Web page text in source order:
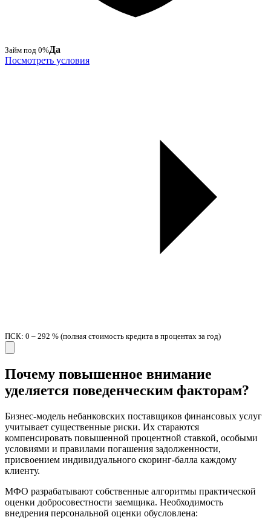
Займ под 0%Да
Посмотреть условия
ПСК: 0 – 292 % (полная стоимость кредита в процентах за год)
Почему повышенное внимание
уделяется поведенческим факторам?
Бизнес-модель небанковских поставщиков финансовых услуг
учитывает существенные риски. Их стараются
компенсировать повышенной процентной ставкой, особыми
условиями и правилами погашения задолженности,
присвоением индивидуального скоринг-балла каждому
клиенту.
МФО разрабатывают собственные алгоритмы практической
оценки добросовестности заемщика. Необходимость
внедрения персональной оценки обусловлена: